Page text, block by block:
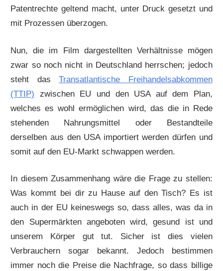
Patentrechte geltend macht, unter Druck gesetzt und
mit Prozessen überzogen.
Nun, die im Film dargestellten Verhältnisse mögen
zwar so noch nicht in Deutschland herrschen; jedoch
steht dasTransatlantische Freihandelsabkommen
(TTIP) zwischen EU und den USA auf dem Plan,
welches es wohl ermöglichen wird, das die in Rede
stehenden Nahrungsmittel oder Bestandteile
derselben aus den USA importiert werden dürfen und
somit auf den EU-Markt schwappen werden.
In diesem Zusammenhang wäre die Frage zu stellen:
Was kommt bei dir zu Hause auf den Tisch? Es ist
auch in der EU keineswegs so, dass alles, was da in
den Supermärkten angeboten wird, gesund ist und
unserem Körper gut tut. Sicher ist dies vielen
Verbrauchern sogar bekannt. Jedoch bestimmen
immer noch die Preise die Nachfrage, so dass billige